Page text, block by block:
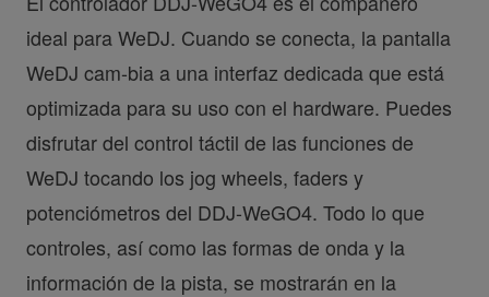
ideal para WeDJ. Cuando se conecta, la pantalla
WeDJ cam-bia a una interfaz dedicada que está
optimizada para su uso con el hardware. Puedes
disfrutar del control táctil de las funciones de
WeDJ tocando los jog wheels, faders y
potenciómetros del DDJ-WeGO4. Todo lo que
controles, así como las formas de onda y la
información de la pista, se mostrarán en la